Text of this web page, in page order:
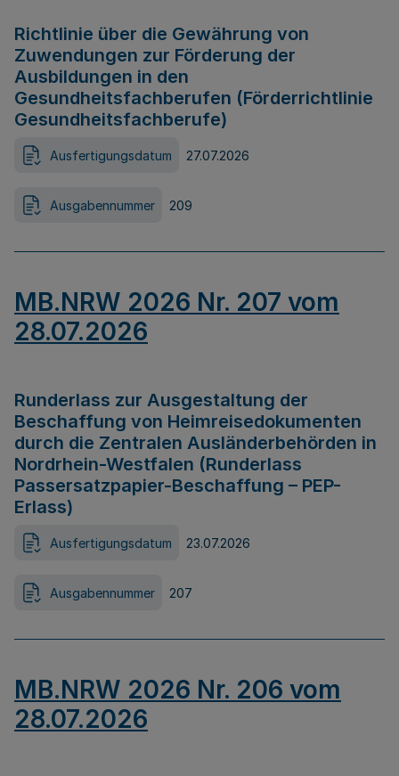
Richtlinie über die Gewährung von
Zuwendungen zur Förderung der
Ausbildungen in den
Gesundheitsfachberufen (Förderrichtlinie
Gesundheitsfachberufe)
Ausfertigungsdatum 27.07.2026
Ausgabennummer 209
MB.NRW 2026 Nr. 207 vom
28.07.2026
Runderlass zur Ausgestaltung der
Beschaffung von Heimreisedokumenten
durch die Zentralen Ausländerbehörden in
Nordrhein-Westfalen (Runderlass
Passersatzpapier-Beschaffung – PEP-
Erlass)
Ausfertigungsdatum 23.07.2026
Ausgabennummer 207
MB.NRW 2026 Nr. 206 vom
28.07.2026